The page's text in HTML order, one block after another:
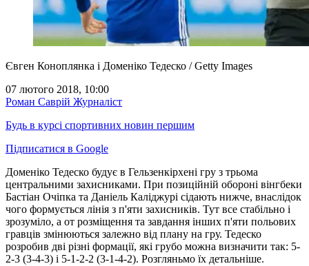
Євген Коноплянка і Доменіко Тедеско / Getty Images
07 лютого 2018, 10:00
Роман Саврій Журналіст
Будь в курсі спортивних новин першим
Підписатися в Google
Доменіко Тедеско будує в Гельзенкірхені гру з трьома
центральними захисниками. При позиційній обороні вінгбеки
Бастіан Очіпка та Даніель Каліджурі сідають нижче, внаслідок
чого формується лінія з п'яти захисників. Тут все стабільно і
зрозуміло, а от розміщення та завдання інших п'яти польових
гравців змінюються залежно від плану на гру. Тедеско
розробив дві різні формації, які грубо можна визначити так: 5-
2-3 (3-4-3) і 5-1-2-2 (3-1-4-2). Розгляньмо їх детальніше.